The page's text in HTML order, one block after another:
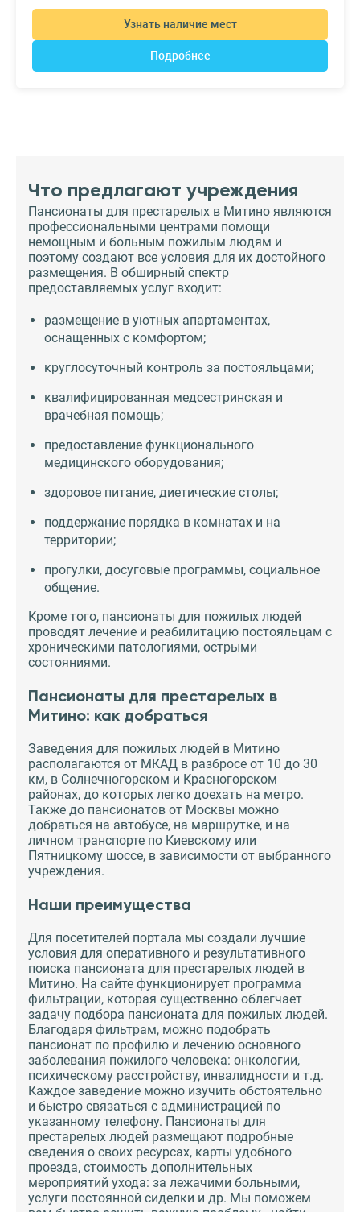
Узнать наличие мест
Подробнее
Что предлагают учреждения
Пансионаты для престарелых в Митино являются
профессиональными центрами помощи
немощным и больным пожилым людям и
поэтому создают все условия для их достойного
размещения. В обширный спектр
предоставляемых услуг входит:
размещение в уютных апартаментах,
оснащенных с комфортом;
круглосуточный контроль за постояльцами;
квалифицированная медсестринская и
врачебная помощь;
предоставление функционального
медицинского оборудования;
здоровое питание, диетические столы;
поддержание порядка в комнатах и на
территории;
прогулки, досуговые программы, социальное
общение.
Кроме того, пансионаты для пожилых людей
проводят лечение и реабилитацию постояльцам с
хроническими патологиями, острыми
состояниями.
Пансионаты для престарелых в
Митино: как добраться
Заведения для пожилых людей в Митино
располагаются от МКАД в разбросе от 10 до 30
км, в Солнечногорском и Красногорском
районах, до которых легко доехать на метро.
Также до пансионатов от Москвы можно
добраться на автобусе, на маршрутке, и на
личном транспорте по Киевскому или
Пятницкому шоссе, в зависимости от выбранного
учреждения.
Наши преимущества
Для посетителей портала мы создали лучшие
условия для оперативного и результативного
поиска пансионата для престарелых людей в
Митино. На сайте функционирует программа
фильтрации, которая существенно облегчает
задачу подбора пансионата для пожилых людей.
Благодаря фильтрам, можно подобрать
пансионат по профилю и лечению основного
заболевания пожилого человека: онкологии,
психическому расстройству, инвалидности и т.д.
Каждое заведение можно изучить обстоятельно
и быстро связаться с администрацией по
указанному телефону. Пансионаты для
престарелых людей размещают подробные
сведения о своих ресурсах, карты удобного
проезда, стоимость дополнительных
мероприятий ухода: за лежачими больными,
услуги постоянной сиделки и др. Мы поможем